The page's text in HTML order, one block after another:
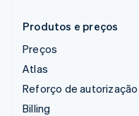
Produtos e preços
Preços
Atlas
Reforço de autorização
Billing